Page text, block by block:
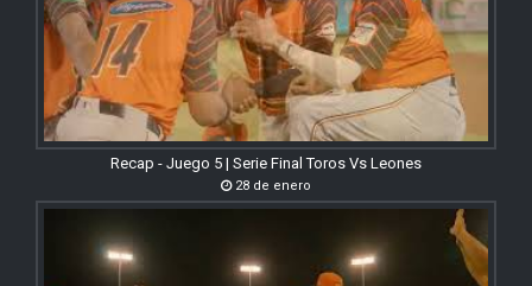
Recap - Juego 5 | Serie Final Toros Vs Leones
28 de enero